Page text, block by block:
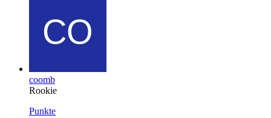
coomb
Rookie
Punkte